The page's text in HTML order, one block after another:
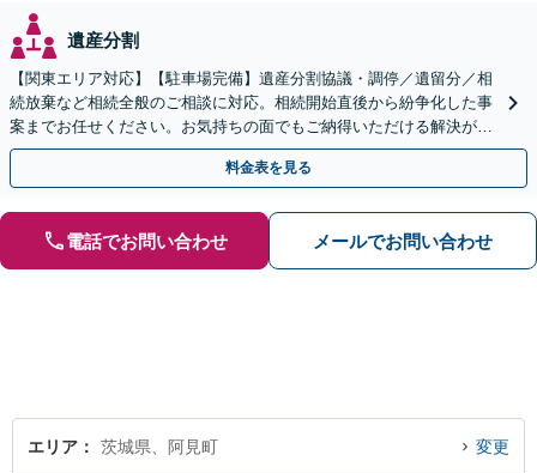
遺産分割
【関東エリア対応】【駐車場完備】遺産分割協議・調停／遺留分／相
続放棄など相続全般のご相談に対応。相続開始直後から紛争化した事
案までお任せください。お気持ちの面でもご納得いただける解決がで
きるよう粘り強く対応いたします【休日・夜間対応可】
料金表を見る
電話でお問い合わせ メールでお問い合わせ
エリア 茨城県、阿見町 変更